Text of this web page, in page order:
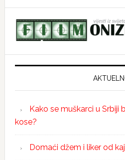
Kako se muškarci u Srbiji
kose?
Domaći džem i liker od